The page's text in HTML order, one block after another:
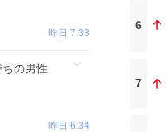
昨日 7:33
の男性
昨日 6:34
6
7